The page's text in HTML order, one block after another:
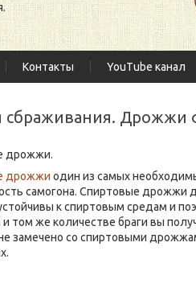
Контакты YouTube канал
сбраживания.
дрожжи.
дрожжи один из самых
самогона. Спиртовые дрожжи
к спиртовым средам и
том же количестве браги вы
не замечено со спиртовыми